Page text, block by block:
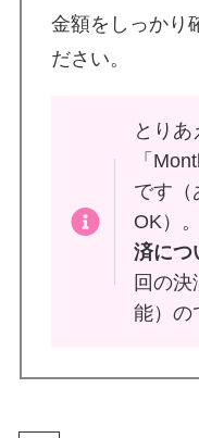
金額をしっかり
ださい。
とり
「
です（
OK）。
済につ
回の
能）の